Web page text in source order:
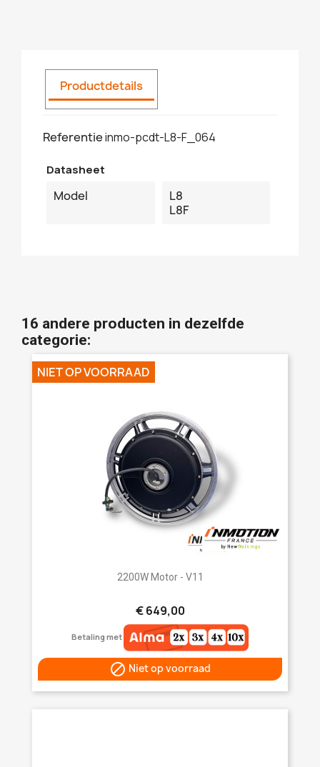
Productdetails
Referentieinmo-pcdt-L8-F_064
Datasheet
Model
L8
L8F
16 andere producten in dezelfde
categorie:
2200W Motor - V11
€ 649,00
Betaling met
 Niet op voorraad
NIET OP VOORRAAD